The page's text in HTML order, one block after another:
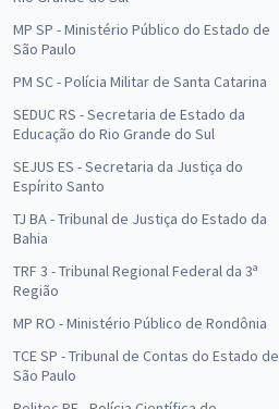
MP SP - Ministério Público do Estado de
São Paulo
PM SC - Polícia Militar de Santa Catarina
SEDUC RS - Secretaria de Estado da
Educação do Rio Grande do Sul
SEJUS ES - Secretaria da Justiça do
Espírito Santo
TJ BA - Tribunal de Justiça do Estado da
Bahia
TRF 3 - Tribunal Regional Federal da 3ª
Região
MP RO - Ministério Público de Rondônia
TCE SP - Tribunal de Contas do Estado de
São Paulo